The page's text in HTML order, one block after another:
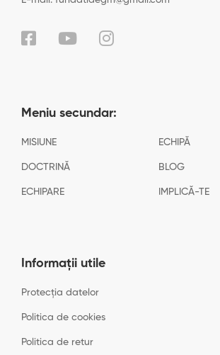
Meniu secundar:
MISIUNE ECHIPĂ
DOCTRINĂ BLOG
ECHIPARE IMPLICĂ-TE
Informații utile
Protecția datelor
Politica de cookies
Politica de retur